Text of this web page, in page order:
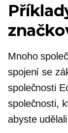
Mnoho
spojení se
společnosti
společnosti,
abyste